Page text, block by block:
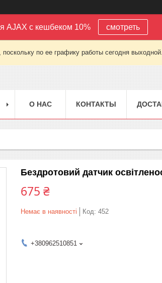
AJAX с кешбеком 10% смотреть
по ее графику работы сегодня
О НАС КОНТАКТЫ
Бездротовий датчик
675 ₴
Немає в наявності Код: 452
+380962510851